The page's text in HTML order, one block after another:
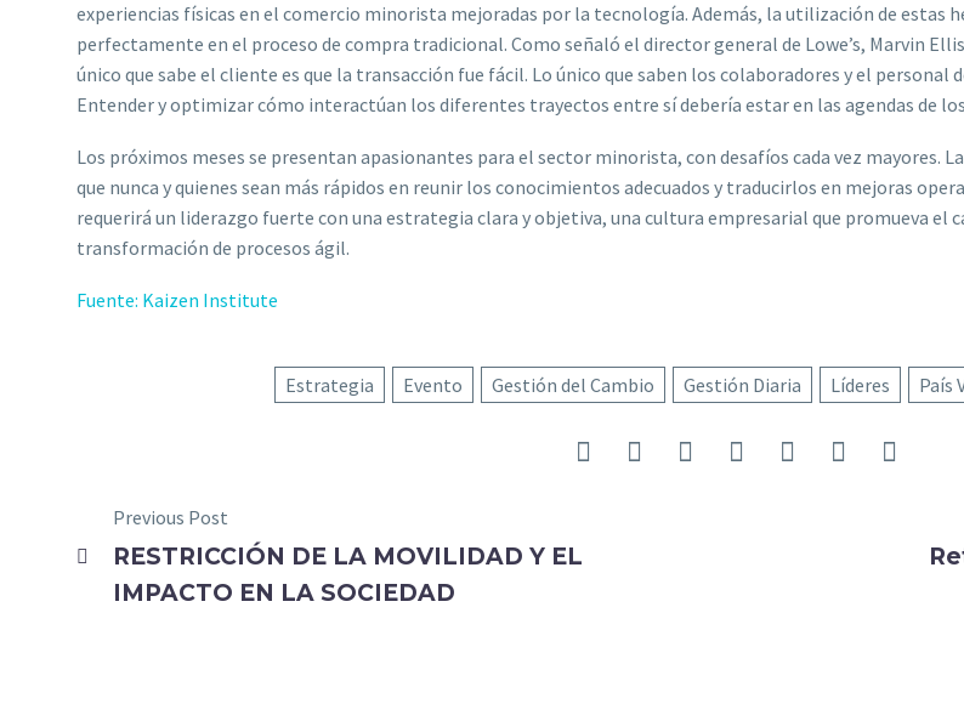
experiencias físicas en el comercio minorista mejoradas por la tecnología. Además, la utilización de estas
perfectamente en el proceso de compra tradicional. Como señaló el director general de Lowe’s, Marvin
único que sabe el cliente es que la transacción fue fácil. Lo único que saben los colaboradores y el personal
Entender y optimizar cómo interactúan los diferentes trayectos entre sí debería estar en las agendas de
Los próximos meses se presentan apasionantes para el sector minorista, con desafíos cada vez mayores.
que nunca y quienes sean más rápidos en reunir los conocimientos adecuados y traducirlos en mejoras
requerirá un liderazgo fuerte con una estrategia clara y objetiva, una cultura empresarial que promueva el
transformación de procesos ágil.
Fuente: Kaizen Institute
Estrategia Evento Gestión del Cambio Gestión Diaria Líderes País
NAVEGACIÓN
Previous Post
RESTRICCIÓN DE LA MOVILIDAD Y EL
IMPACTO EN LA SOCIEDAD